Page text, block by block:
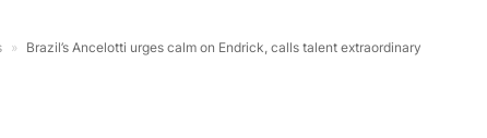
» Brazil’s Ancelotti urges calm on Endrick, calls talent extraordinary